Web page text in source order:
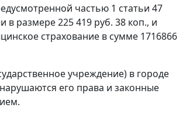
частью 1 статьи 47
размере 225 419 руб. 38 коп., и
страхование в сумме 1716866
учреждение) в городе
его права и законные